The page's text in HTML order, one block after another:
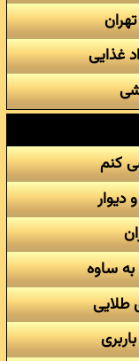
غذایی
کنم
دیوار
ساوه
طلایی